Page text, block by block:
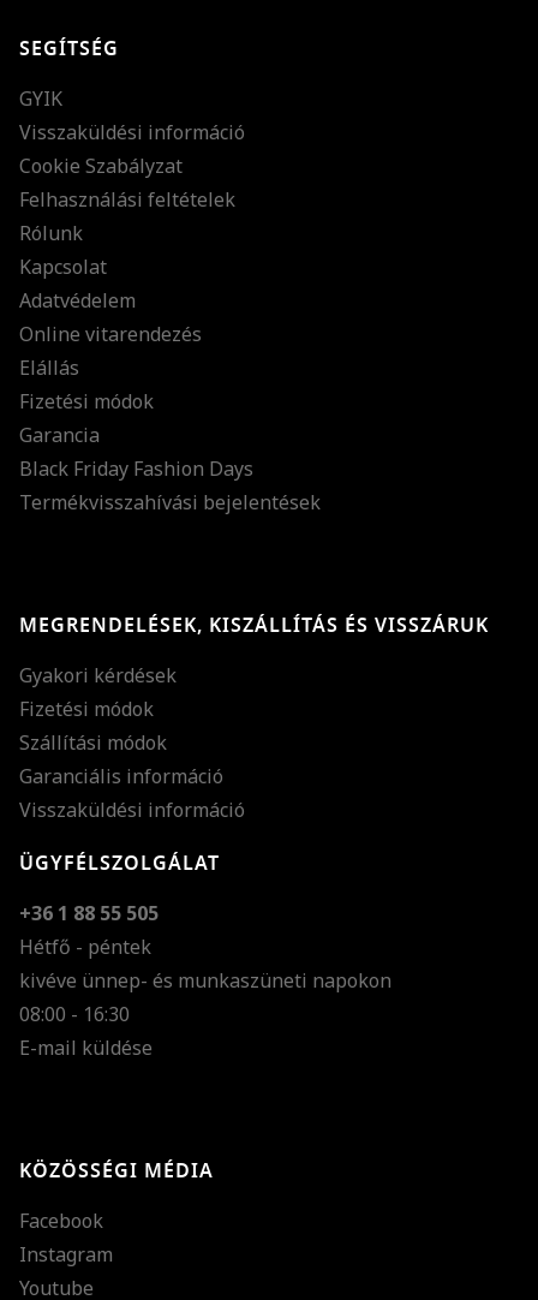
SEGÍTSÉG
GYIK
Visszaküldési információ
Cookie Szabályzat
Felhasználási feltételek
Rólunk
Kapcsolat
Adatvédelem
Online vitarendezés
Elállás
Fizetési módok
Garancia
Black Friday Fashion Days
Termékvisszahívási bejelentések
MEGRENDELÉSEK, KISZÁLLÍTÁS ÉS VISSZÁRUK
Gyakori kérdések
Fizetési módok
Szállítási módok
Garanciális információ
Visszaküldési információ
ÜGYFÉLSZOLGÁLAT
+36 1 88 55 505
Hétfő - péntek
kivéve ünnep- és munkaszüneti napokon
08:00 - 16:30
E-mail küldése
KÖZÖSSÉGI MÉDIA
Facebook
Instagram
Youtube